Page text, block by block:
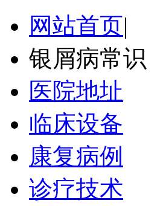
网站首页|
银屑病常识
医院地址
临床设备
康复病例
诊疗技术